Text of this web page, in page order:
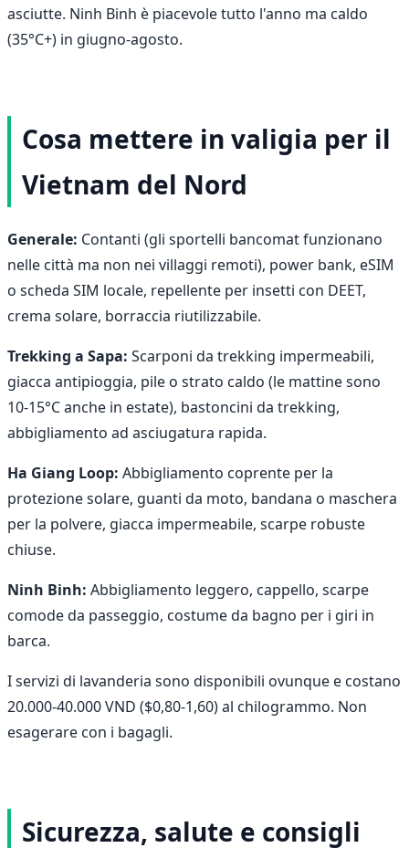
asciutte. Ninh Binh è piacevole tutto l'anno ma caldo
(35°C+) in giugno-agosto.
Cosa mettere in valigia per il
Vietnam del Nord
Generale: Contanti (gli sportelli bancomat funzionano
nelle città ma non nei villaggi remoti), power bank, eSIM
o scheda SIM locale, repellente per insetti con DEET,
crema solare, borraccia riutilizzabile.
Trekking a Sapa: Scarponi da trekking impermeabili,
giacca antipioggia, pile o strato caldo (le mattine sono
10-15°C anche in estate), bastoncini da trekking,
abbigliamento ad asciugatura rapida.
Ha Giang Loop: Abbigliamento coprente per la
protezione solare, guanti da moto, bandana o maschera
per la polvere, giacca impermeabile, scarpe robuste
chiuse.
Ninh Binh: Abbigliamento leggero, cappello, scarpe
comode da passeggio, costume da bagno per i giri in
barca.
I servizi di lavanderia sono disponibili ovunque e costano
20.000-40.000 VND ($0,80-1,60) al chilogrammo. Non
esagerare con i bagagli.
Sicurezza, salute e consigli